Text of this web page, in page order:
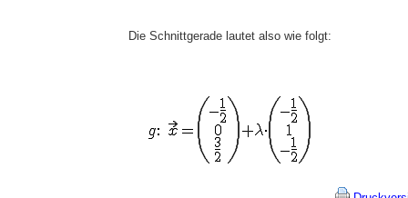
Die Schnittgerade lautet also wie folgt: